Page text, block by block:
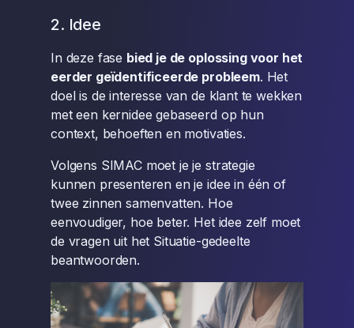
2. Idee
In deze fase bied je de oplossing voor het
eerder geïdentificeerde probleem. Het
doel is de interesse van de klant te wekken
met een kernidee gebaseerd op hun
context, behoeften en motivaties.
Volgens SIMAC moet je je strategie
kunnen presenteren en je idee in één of
twee zinnen samenvatten. Hoe
eenvoudiger, hoe beter. Het idee zelf moet
de vragen uit het Situatie-gedeelte
beantwoorden.